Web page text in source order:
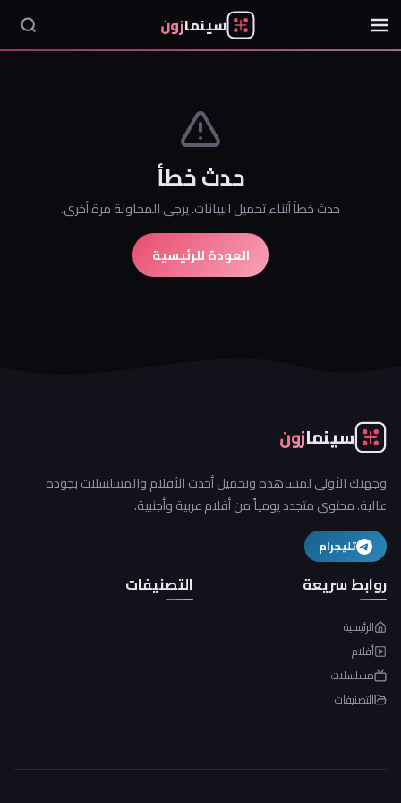
سينمازون
حدث خطأ
حدث خطأ أثناء تحميل البيانات. يرجى المحاولة مرة أخرى.
العودة للرئيسية
سينمازون
وجهتك الأولى لمشاهدة وتحميل أحدث الأفلام والمسلسلات بجودة
عالية. محتوى متجدد يومياً من أفلام عربية وأجنبية.
تليجرام
روابط سريعة
الرئيسية
أفلام
مسلسلات
التصنيفات
التصنيفات